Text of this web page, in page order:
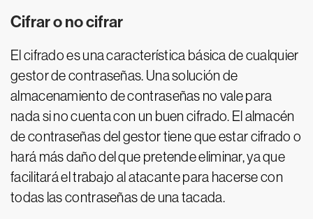
Cifrar o no cifrar
El cifrado es una característica básica de cualquier
gestor de contraseñas. Una solución de
almacenamiento de contraseñas no vale para
nada si no cuenta con un buen cifrado. El almacén
de contraseñas del gestor tiene que estar cifrado o
hará más daño del que pretende eliminar, ya que
facilitará el trabajo al atacante para hacerse con
todas las contraseñas de una tacada.